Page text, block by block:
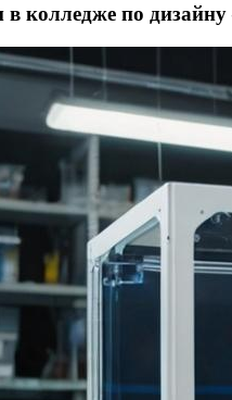
в колледже по